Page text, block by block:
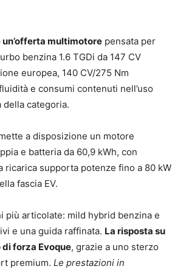
multimotore pensata per
benzina 1.6 TGDi da 147 CV
europea, 140 CV/275 Nm
e consumi contenuti nell’uso
della categoria.
a disposizione un motore
e batteria da 60,9 kWh, con
ricarica supporta potenze fino a 80 kW
fascia EV.
più articolate: mild hybrid benzina e
e una guida raffinata. La risposta su
forza Evoque, grazie a uno sterzo
premium. Le prestazioni in